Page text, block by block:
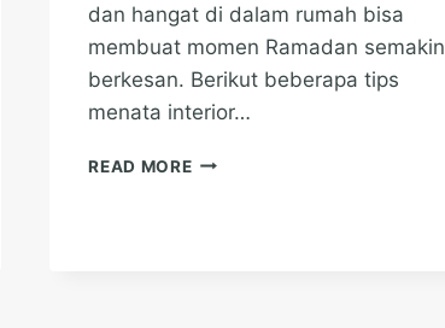
dan hangat di dalam rumah bisa
membuat momen Ramadan semakin
berkesan. Berikut beberapa tips
menata interior…
READ MOREMENATA